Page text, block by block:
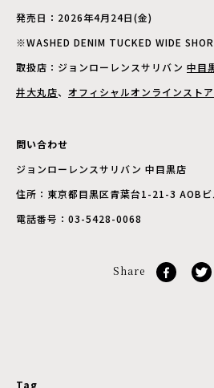
発売日：2026年4月24日(金)
※WASHED DENIM TUCKED WIDE
取扱店：ジョンローレンスサリバン 中目
井大丸店、 オフィシャルオンラインストア
問い合わせ
ジョンローレンスサリバン 中目黒店
住所：東京都目黒区青葉台1-21-3 AOBビ
電話番号：03-5428-0068
Share
Tag